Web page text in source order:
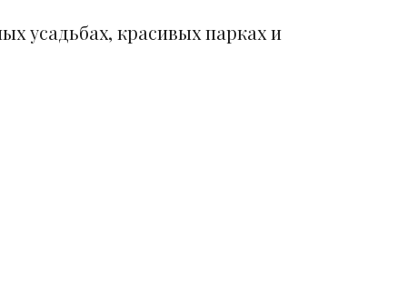
усадьбах, красивых парках и